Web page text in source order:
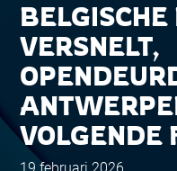
VERSNELT,
VOLGENDE